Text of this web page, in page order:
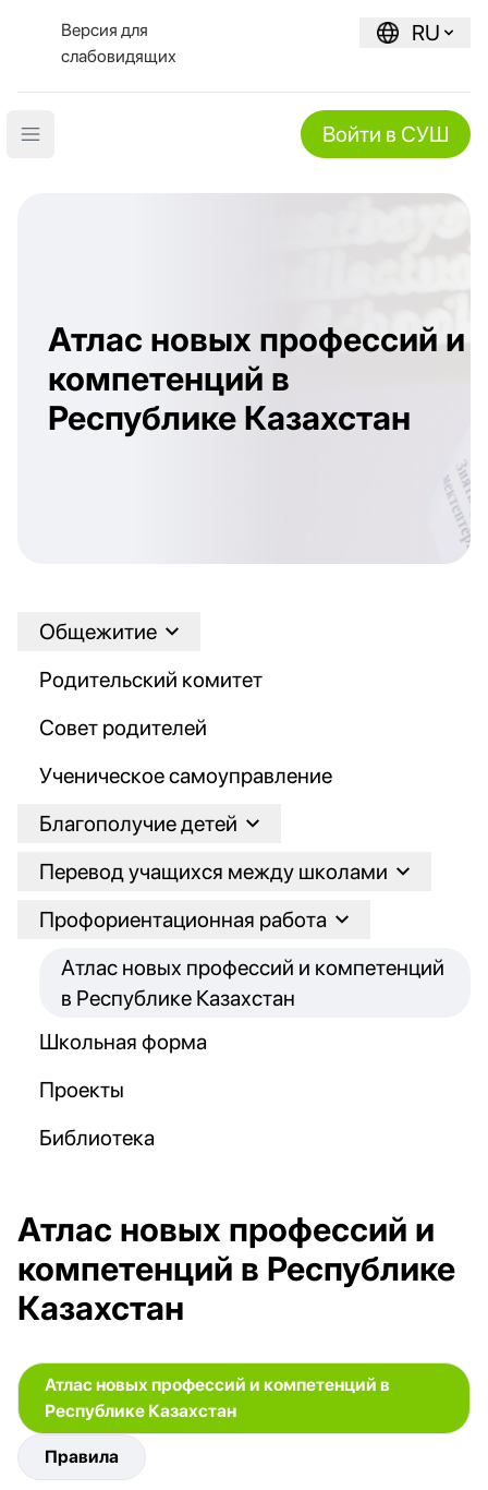
Версия для
слабовидящих
RU
Open main menu Войти в СУШ
Атлас новых профессий и
компетенций в
Республике Казахстан
Общежитие
Родительский комитет
Совет родителей
Ученическое самоуправление
Благополучие детей
Перевод учащихся между школами
Профориентационная работа
Атлас новых профессий и компетенций
в Республике Казахстан
Школьная форма
Проекты
Библиотека
Атлас новых профессий и
компетенций в Республике
Казахстан
Атлас новых профессий и компетенций в
Республике Казахстан
Правила